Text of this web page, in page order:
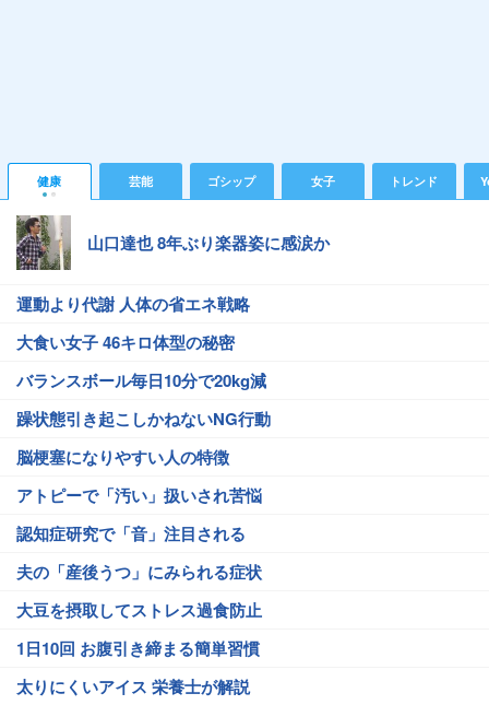
健康 芸能 ゴシップ 女子 トレンド
山口達也 8年ぶり楽器姿に感涙か
運動より代謝 人体の省エネ戦略
大食い女子 46キロ体型の秘密
バランスボール毎日10分で20kg減
躁状態引き起こしかねないNG行動
脳梗塞になりやすい人の特徴
アトピーで「汚い」扱いされ苦悩
認知症研究で「音」注目される
夫の「産後うつ」にみられる症状
大豆を摂取してストレス過食防止
1日10回 お腹引き締まる簡単習慣
太りにくいアイス 栄養士が解説